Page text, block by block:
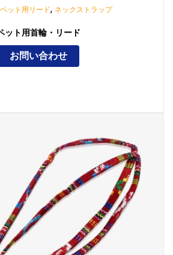
ット用リード, ネックストラップ
ット用首輪・リード
お問い合わせ